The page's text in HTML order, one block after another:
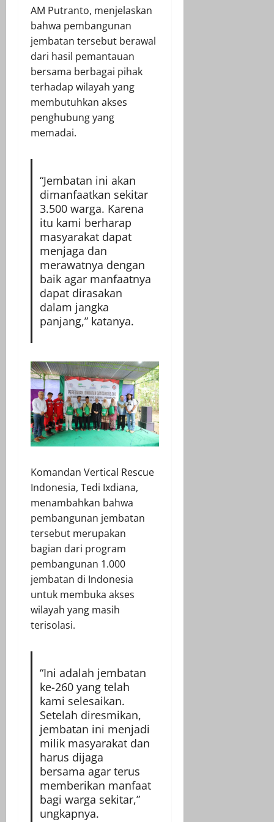
AM Putranto, menjelaskan
bahwa pembangunan
jembatan tersebut berawal
dari hasil pemantauan
bersama berbagai pihak
terhadap wilayah yang
membutuhkan akses
penghubung yang
memadai.
“Jembatan ini akan
dimanfaatkan sekitar
3.500 warga. Karena
itu kami berharap
masyarakat dapat
menjaga dan
merawatnya dengan
baik agar manfaatnya
dapat dirasakan
dalam jangka
panjang,” katanya.
Komandan Vertical Rescue
Indonesia, Tedi Ixdiana,
menambahkan bahwa
pembangunan jembatan
tersebut merupakan
bagian dari program
pembangunan 1.000
jembatan di Indonesia
untuk membuka akses
wilayah yang masih
terisolasi.
“Ini adalah jembatan
ke-260 yang telah
kami selesaikan.
Setelah diresmikan,
jembatan ini menjadi
milik masyarakat dan
harus dijaga
bersama agar terus
memberikan manfaat
bagi warga sekitar,”
ungkapnya.